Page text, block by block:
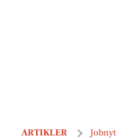
ARTIKLER Jobnyt
Bliv kunde- og